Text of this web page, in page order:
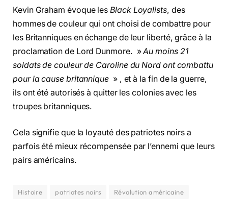
Kevin Graham évoque les Black Loyalists, des
hommes de couleur qui ont choisi de combattre pour
les Britanniques en échange de leur liberté, grâce à la
proclamation de Lord Dunmore. »Au moins 21
soldats de couleur de Caroline du Nord ont combattu
pour la cause britannique » , et à la fin de la guerre,
ils ont été autorisés à quitter les colonies avec les
troupes britanniques.
Cela signifie que la loyauté des patriotes noirs a
parfois été mieux récompensée par l’ennemi que leurs
pairs américains.
Histoire patriotes noirs Révolution américaine